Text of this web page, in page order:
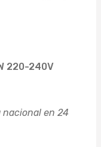
220-240V
en 24